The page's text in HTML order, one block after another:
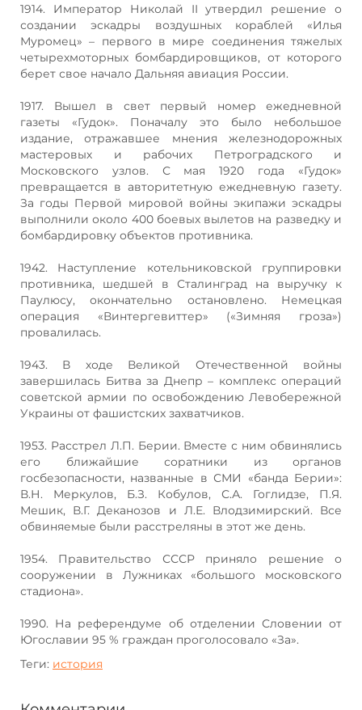
1914. Император Николай II утвердил решение о
создании эскадры воздушных кораблей «Илья
Муромец» – первого в мире соединения тяжелых
четырехмоторных бомбардировщиков, от которого
берет свое начало Дальняя авиация России.
1917. Вышел в свет первый номер ежедневной
газеты «Гудок». Поначалу это было небольшое
издание, отражавшее мнения железнодорожных
мастеровых и рабочих Петроградского и
Московского узлов. С мая 1920 года «Гудок»
превращается в авторитетную ежедневную газету.
За годы Первой мировой войны экипажи эскадры
выполнили около 400 боевых вылетов на разведку и
бомбардировку объектов противника.
1942. Наступление котельниковской группировки
противника, шедшей в Сталинград на выручку к
Паулюсу, окончательно остановлено. Немецкая
операция «Винтергевиттер» («Зимняя гроза»)
провалилась.
1943. В ходе Великой Отечественной войны
завершилась Битва за Днепр – комплекс операций
советской армии по освобождению Левобережной
Украины от фашистских захватчиков.
1953. Расстрел Л.П. Берии. Вместе с ним обвинялись
его ближайшие соратники из органов
госбезопасности, названные в СМИ «банда Берии»:
В.Н. Меркулов, Б.З. Кобулов, С.А. Гоглидзе, П.Я.
Мешик, В.Г. Деканозов и Л.Е. Влодзимирский. Все
обвиняемые были расстреляны в этот же день.
1954. Правительство СССР приняло решение о
сооружении в Лужниках «большого московского
стадиона».
1990. На референдуме об отделении Словении от
Югославии 95 % граждан проголосовало «За».
Теги: история